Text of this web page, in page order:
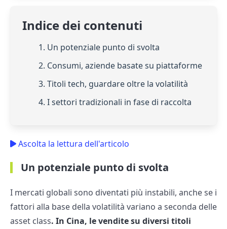
Indice dei contenuti
1. Un potenziale punto di svolta
2. Consumi, aziende basate su piattaforme
3. Titoli tech, guardare oltre la volatilità
4. I settori tradizionali in fase di raccolta
Ascolta la lettura dell'articolo
Un potenziale punto di svolta
I mercati globali sono diventati più instabili, anche se i
fattori alla base della volatilità variano a seconda delle
asset class. In Cina, le vendite su diversi titoli